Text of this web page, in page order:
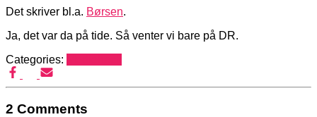
Det skriver bl.a. Børsen.
Ja, det var da på tide. Så venter vi bare på DR.
Categories:
2 Comments